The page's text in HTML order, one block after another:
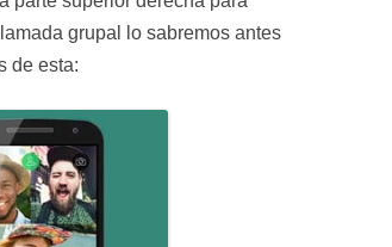
grupal lo sabremos antes
de esta: